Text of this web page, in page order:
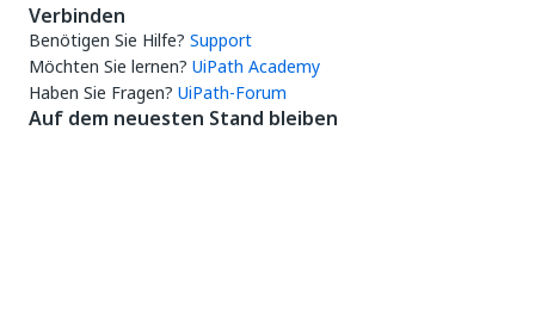
Verbinden
Benötigen Sie Hilfe? Support
Möchten Sie lernen? UiPath Academy
Haben Sie Fragen? UiPath-Forum
Auf dem neuesten Stand bleiben